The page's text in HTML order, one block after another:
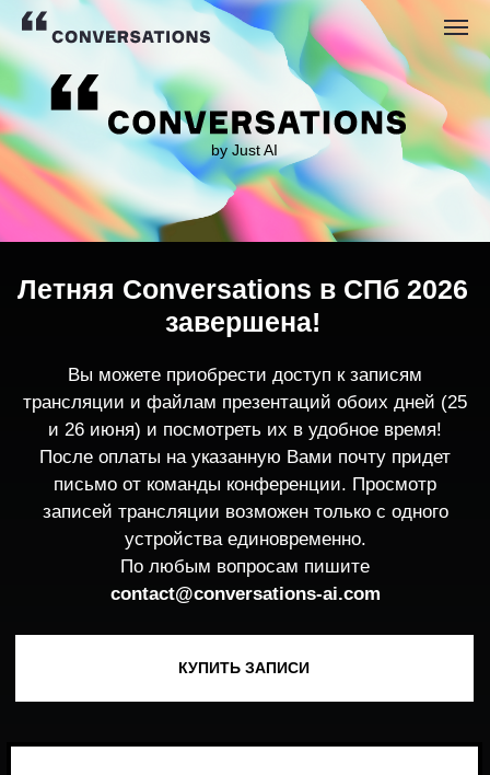
by Just AI
трансляции и файлам презентаций обоих дней (25
После оплаты на указанную Вами почту придет
записей трансляции возможен только с одного
устройства единовременно.
По любым вопросам пишите
contact@conversations-ai.co m
Летняя Conversations в СПб 2026
завершена!
Ждем вас 2 декабря на
Conversations 2026 в Москве
ПОДПИСАТЬСЯ НА НОВОСТИ